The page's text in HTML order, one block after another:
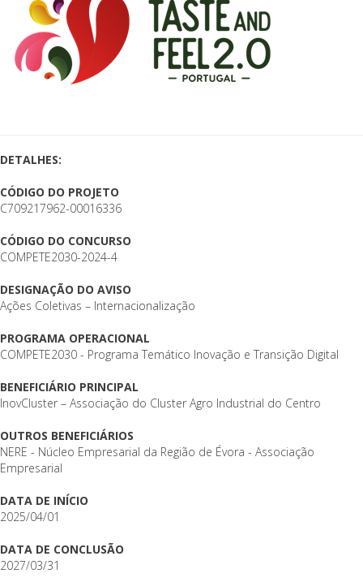
DETALHES:
CÓDIGO DO PROJETO
C709217962-00016336
CÓDIGO DO CONCURSO
COMPETE2030-2024-4
DESIGNAÇÃO DO AVISO
Ações Coletivas – Internacionalização
PROGRAMA OPERACIONAL
COMPETE2030 - Programa Temático Inovação e Transição Digital
BENEFICIÁRIO PRINCIPAL
InovCluster – Associação do Cluster Agro Industrial do Centro
OUTROS BENEFICIÁRIOS
NERE - Núcleo Empresarial da Região de Évora - Associação
Empresarial
DATA DE INÍCIO
2025/04/01
DATA DE CONCLUSÃO
2027/03/31